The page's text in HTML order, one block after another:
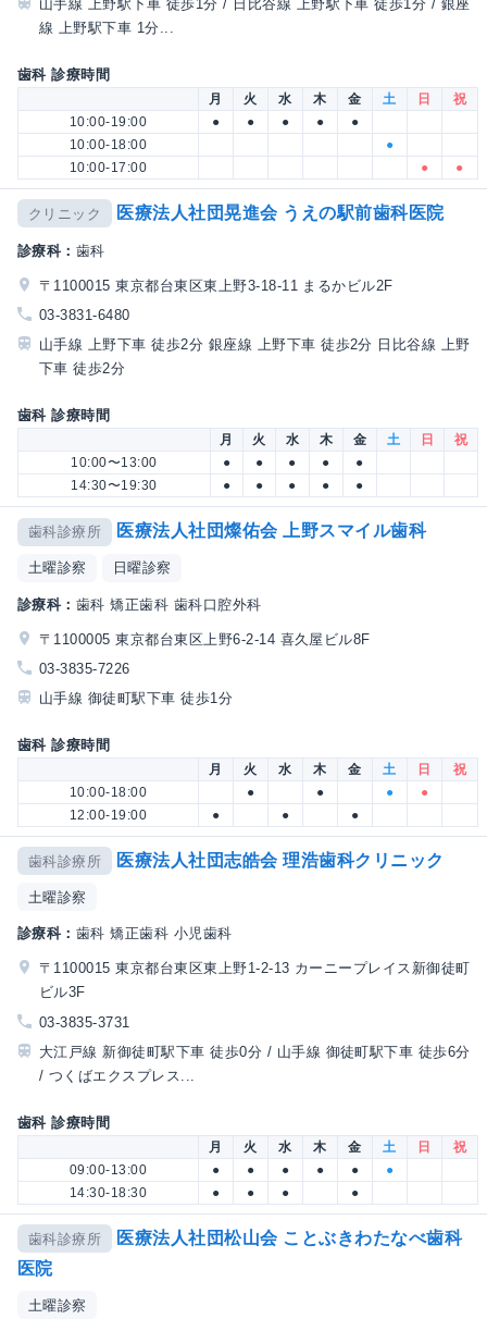
山手線 上野駅下車 徒歩1分 / 日比谷線 上野駅下車 徒歩1分 / 銀座
線 上野駅下車 1分...
歯科 診療時間
月 火 水 木 金 土 日
祝
10:00-19:00
● ● ● ●
●
10:00-18:00
●
10:00-17:00
● ●
クリニック 医療法人社団晃進会 うえの駅前歯科医院
診療科： 歯科
〒1100015 東京都台東区東上野3-18-11 まるかビル2F
03-3831-6480
山手線 上野下車 徒歩2分 銀座線 上野下車 徒歩2分 日比谷線 上野
下車 徒歩2分
歯科 診療時間
月 火 水 木 金 土 日
祝
10:00〜13:00
● ● ● ●
●
14:30〜19:30
● ● ● ● ●
歯科診療所 医療法人社団燦佑会 上野スマイル歯科
土曜診察 日曜診察
診療科： 歯科 矯正歯科 歯科口腔外科
〒1100005 東京都台東区上野6-2-14 喜久屋ビル8F
03-3835-7226
山手線 御徒町駅下車 徒歩1分
歯科 診療時間
月 火 水 木 金 土 日
祝
10:00-18:00
● ● ●
●
12:00-19:00
● ● ●
歯科診療所 医療法人社団志皓会 理浩歯科クリニック
土曜診察
診療科： 歯科 矯正歯科 小児歯科
〒1100015 東京都台東区東上野1-2-13 カーニープレイス新御徒町
ビル3F
03-3835-3731
大江戸線 新御徒町駅下車 徒歩0分 / 山手線 御徒町駅下車 徒歩6分
/ つくばエクスプレス...
歯科 診療時間
月 火 水 木 金 土 日
祝
09:00-13:00
● ● ● ● ●
●
14:30-18:30
● ● ● ●
歯科診療所
医療法人社団松山会 ことぶきわたなべ歯科
医院
土曜診察